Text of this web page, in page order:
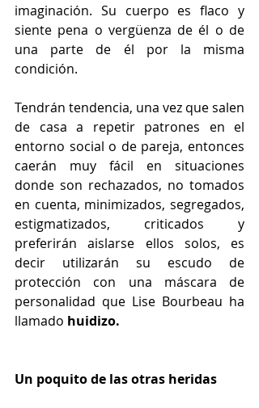
imaginación. Su cuerpo es flaco y
siente pena o vergüenza de él o de
una parte de él por la misma
condición.
Tendrán tendencia, una vez que salen
de casa a repetir patrones en el
entorno social o de pareja, entonces
caerán muy fácil en situaciones
donde son rechazados, no tomados
en cuenta, minimizados, segregados,
estigmatizados, criticados y
preferirán aislarse ellos solos, es
decir utilizarán su escudo de
protección con una máscara de
personalidad que Lise Bourbeau ha
llamado huidizo.
Un poquito de las otras heridas